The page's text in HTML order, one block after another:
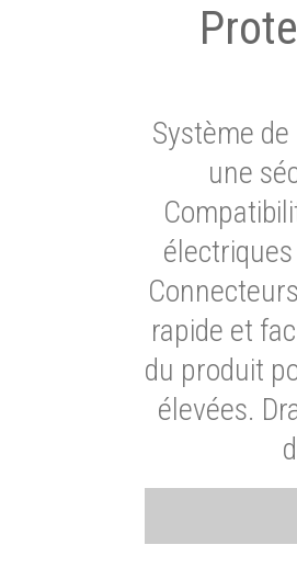
Système
une
rapide et
du produit
élevées.